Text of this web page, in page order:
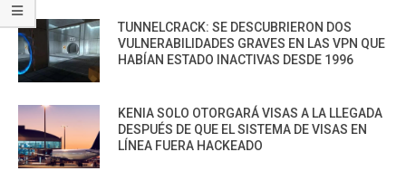
TUNNELCRACK: SE DESCUBRIERON DOS
VULNERABILIDADES GRAVES EN LAS VPN QUE
HABÍAN ESTADO INACTIVAS DESDE 1996
KENIA SOLO OTORGARÁ VISAS A LA LLEGADA
DESPUÉS DE QUE EL SISTEMA DE VISAS EN
LÍNEA FUERA HACKEADO